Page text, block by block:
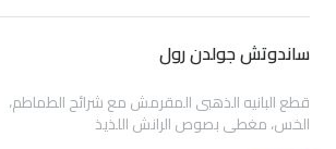
ساندوتش جولدن رول
قطع البانيه الذهبى المقرمش مع شرائح الطماطم،
الخس، مغطى بصوص الرانش اللذيذ